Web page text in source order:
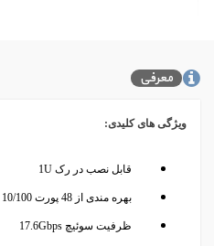
معرفی
ویژگی های کلیدی:
قابل نصب در رک 1U
بهره مندی از 48 پورت 10/100
ظرفیت سوئیچ 17.6Gbps​